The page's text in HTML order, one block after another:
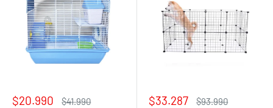
Precio
$20.990
Precio
$41.990
Precio
$33.287
Precio
$93.990